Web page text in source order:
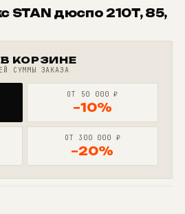
STAN дюспо 210T, 85,
КОРЗИНЕ
СУММЫ ЗАКАЗА
ОТ 50 000 ₽
−10%
ОТ 300 000 ₽
−20%